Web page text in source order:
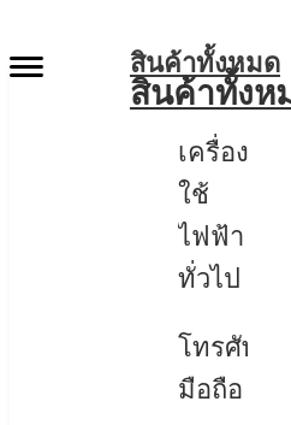
สินค้าทั้งหมด
สินค้าทั้งห
เครื่อง
ใช้
ไฟฟ้า
ทั่วไป
โทรศัพท์
มือถือ